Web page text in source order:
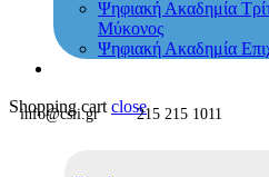
Ψηφιακή Ακαδημία
Μύκονος
Ψηφιακή Ακαδημία
Shopping cart close
info@csii.gr 215 215 1011